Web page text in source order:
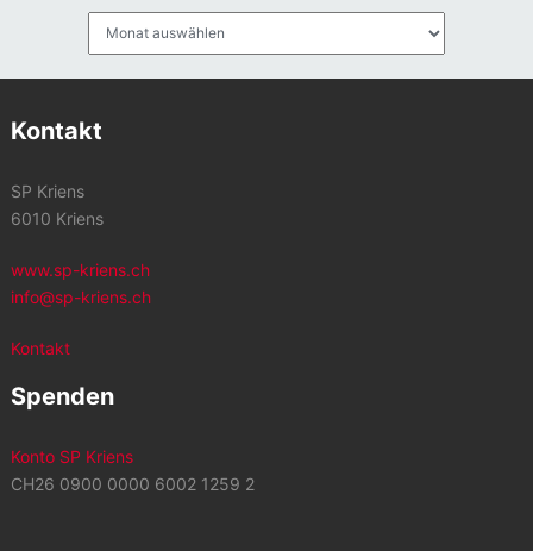
Kontakt
SP Kriens
6010 Kriens
www.sp-kriens.ch
info@sp-kriens.ch
Kontakt
Spenden
Konto SP Kriens
CH26 0900 0000 6002 1259 2